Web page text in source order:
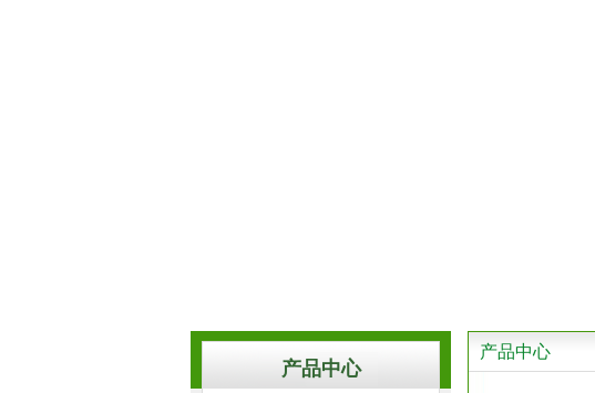
产品中心
产品中心